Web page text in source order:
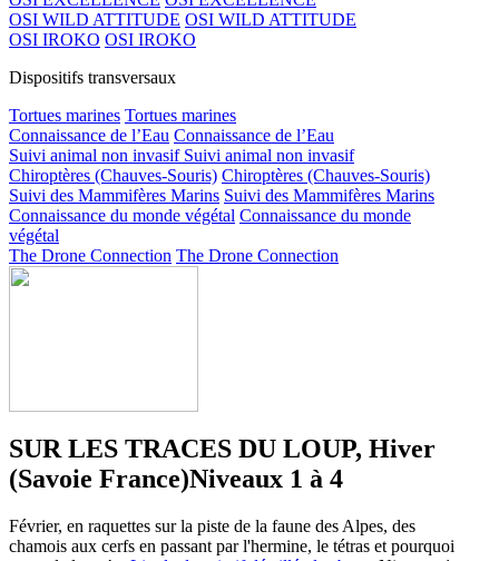
OSI WILD ATTITUDE OSI WILD ATTITUDE
OSI IROKO OSI IROKO
Dispositifs transversaux
Tortues marines Tortues marines
Connaissance de l’Eau Connaissance de l’Eau
Suivi animal non invasif Suivi animal non invasif
Chiroptères (Chauves-Souris) Chiroptères (Chauves-Souris)
Suivi des Mammifères Marins Suivi des Mammifères Marins
Connaissance du monde végétal Connaissance du monde
végétal
The Drone Connection The Drone Connection
SUR LES TRACES DU LOUP, Hiver
(Savoie France)Niveaux 1 à 4
Février, en raquettes sur la piste de la faune des Alpes, des
chamois aux cerfs en passant par l'hermine, le tétras et pourquoi